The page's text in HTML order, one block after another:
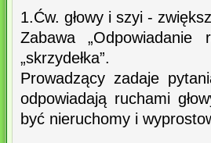
1.Ćw. głowy i szyi -
Zabawa
„skrzydełka”.
Prowadzący zadaje
odpowiadają ruchami
być nieruchomy i